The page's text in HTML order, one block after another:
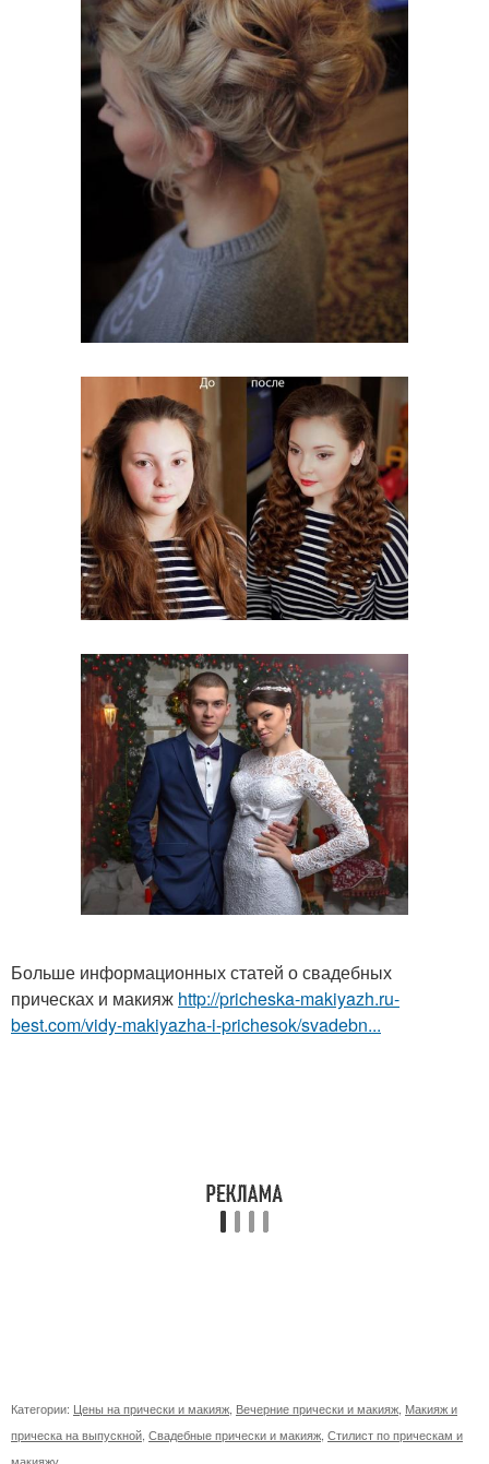
Больше информационных статей о свадебных
прическах и макияж http://pricheska-makiyazh.ru-
best.com/vidy-makiyazha-i-prichesok/svadebn...
Категории: Цены на прически и макияж Вечерние прически и макияж Макияж и
прическа на выпускной Свадебные прически и макияж Стилист по прическам и